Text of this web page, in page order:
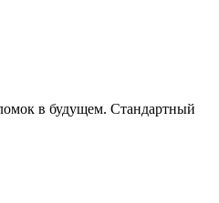
в будущем. Стандартный